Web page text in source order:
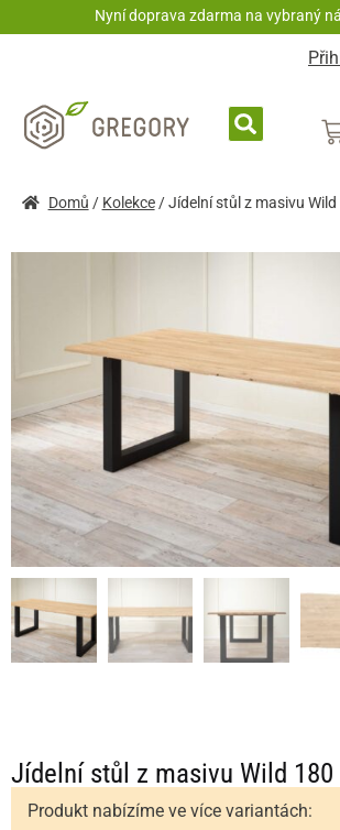
Nyní doprava zdarma na vybraný
Domů / Kolekce/ Jídelní stůl z masivu Wild
Jídelní stůl z masivu Wild 180
Produkt nabízíme ve více variantách: